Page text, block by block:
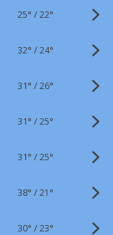
25° /22°
32° /24°
31° /26°
31° /25°
31° /25°
38° /21°
30° /23°